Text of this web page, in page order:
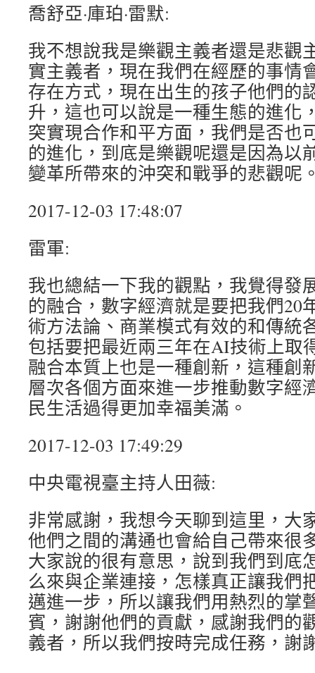
喬舒亞·庫珀·雷默:
我不想說我是樂觀主義者還是悲觀
實主義者，現在我們在經歷的事情
存在方式，現在出生的孩子他們的
升，這也可以說是一種生態的進化
突實現合作和平方面，我們是否也
的進化，到底是樂觀呢還是因為以
變革所帶來的沖突和戰爭的悲觀呢
2017-12-03 17:48:07
雷軍:
我也總結一下我的觀點，我覺得發
的融合，數字經濟就是要把我們20
術方法論、商業模式有效的和傳統
包括要把最近兩三年在AI技術上取
融合本質上也是一種創新，這種創
層次各個方面來進一步推動數字經
民生活過得更加幸福美滿。
2017-12-03 17:49:29
中央電視臺主持人田薇:
非常感謝，我想今天聊到這里，大
他們之間的溝通也會給自己帶來很
大家說的很有意思，說到我們到底
么來與企業連接，怎樣真正讓我們
邁進一步，所以讓我們用熱烈的掌
賓，謝謝他們的貢獻，感謝我們的
義者，所以我們按時完成任務，謝